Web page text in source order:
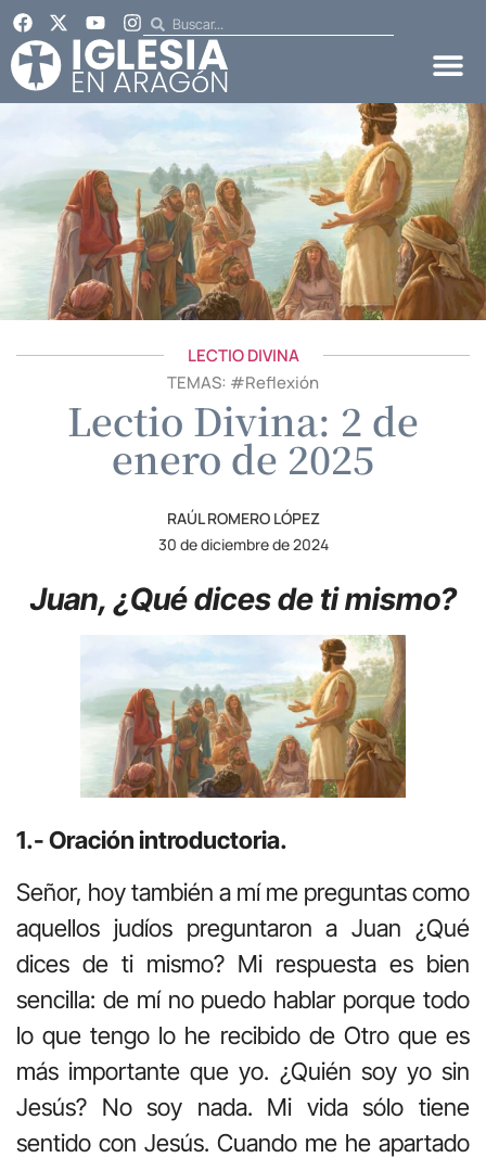
LECTIO DIVINA
TEMAS: #Reflexión
Lectio Divina: 2 de
enero de 2025
RAÚL ROMERO LÓPEZ
30 de diciembre de 2024
Juan, ¿Qué dices de ti mismo?
1.- Oración introductoria.
Señor, hoy también a mí me preguntas como
aquellos judíos preguntaron a Juan ¿Qué
dices de ti mismo? Mi respuesta es bien
sencilla: de mí no puedo hablar porque todo
lo que tengo lo he recibido de Otro que es
más importante que yo. ¿Quién soy yo sin
Jesús? No soy nada. Mi vida sólo tiene
sentido con Jesús. Cuando me he apartado